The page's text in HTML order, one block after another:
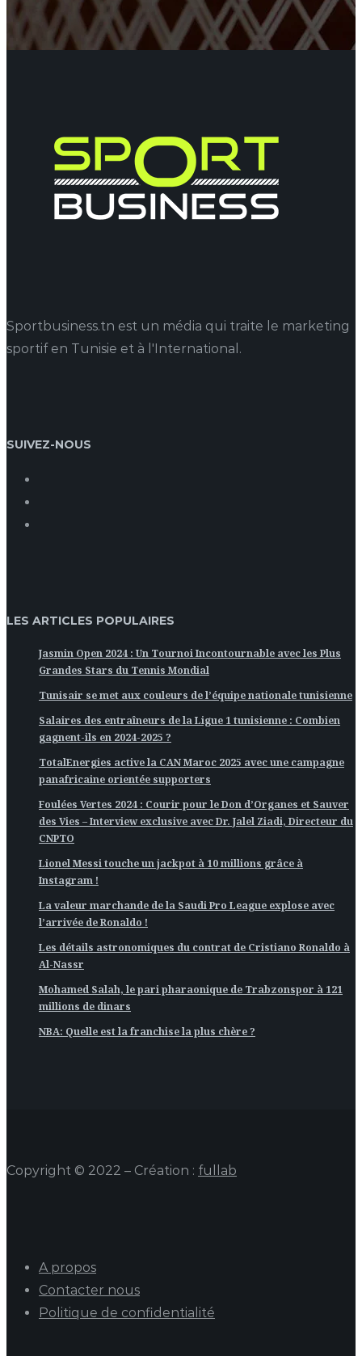
Sportbusiness.tn est un média qui traite le marketing
sportif en Tunisie et à l'International.
SUIVEZ-NOUS
LES ARTICLES POPULAIRES
Jasmin Open 2024 : Un Tournoi Incontournable avec les Plus
Grandes Stars du Tennis Mondial
Tunisair se met aux couleurs de l’équipe nationale tunisienne
Salaires des entraîneurs de la Ligue 1 tunisienne : Combien
gagnent-ils en 2024-2025 ?
TotalEnergies active la CAN Maroc 2025 avec une campagne
panafricaine orientée supporters
Foulées Vertes 2024 : Courir pour le Don d’Organes et Sauver
des Vies – Interview exclusive avec Dr. Jalel Ziadi, Directeur du
CNPTO
Lionel Messi touche un jackpot à 10 millions grâce à
Instagram !
La valeur marchande de la Saudi Pro League explose avec
l’arrivée de Ronaldo !
Les détails astronomiques du contrat de Cristiano Ronaldo à
Al-Nassr
Mohamed Salah, le pari pharaonique de Trabzonspor à 121
millions de dinars
NBA: Quelle est la franchise la plus chère ?
Copyright © 2022 – Création : fullab
A propos
Contacter nous
Politique de confidentialité